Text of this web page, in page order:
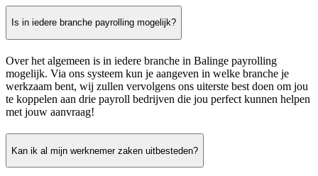
Is in iedere branche payrolling mogelijk?
Over het algemeen is in iedere branche in Balinge payrolling
mogelijk. Via ons systeem kun je aangeven in welke branche je
werkzaam bent, wij zullen vervolgens ons uiterste best doen om jou
te koppelen aan drie payroll bedrijven die jou perfect kunnen helpen
met jouw aanvraag!
Kan ik al mijn werknemer zaken uitbesteden?